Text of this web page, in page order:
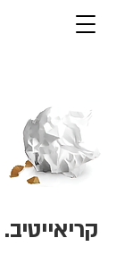
קריאייטיב.